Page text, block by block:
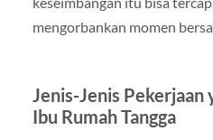
mengorbankan momen
Jenis-Jenis Pekerjaan
Ibu Rumah Tangga